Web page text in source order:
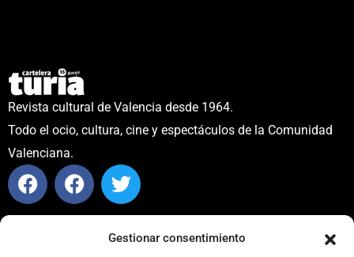
Gestionar consentimiento
Revista cultural de Valencia desde 1964.
Todo el ocio, cultura, cine y espectáculos de la Comunidad
Valenciana.
info@carteleraturia.com